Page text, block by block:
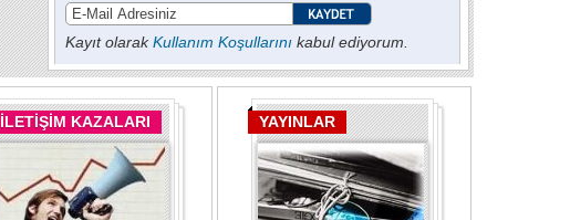
Kayıt olarakKullanım Koşullarını kabul ediyorum.
İLETİŞİM KAZALARI YAYINLAR